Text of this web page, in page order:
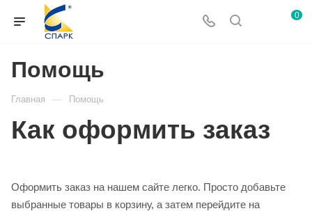
0
Помощь
Главная — Помощь
Как оформить заказ
Оформить заказ на нашем сайте легко. Просто добавьте
выбранные товары в корзину, а затем перейдите на